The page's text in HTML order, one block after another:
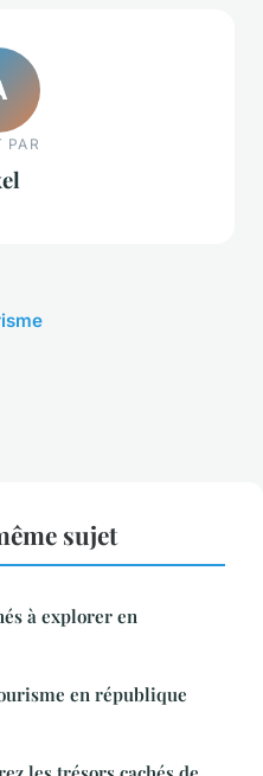
PAR
sujet
à explorer en
en république